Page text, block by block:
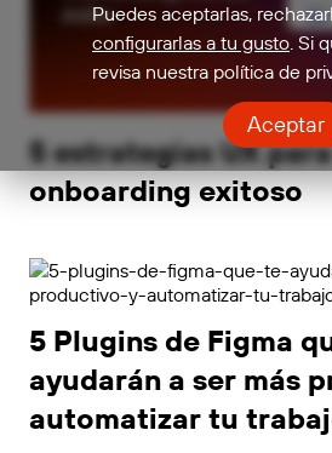
5 estrategias UX
onboarding exitoso
5 Plugins de Figma
ayudarán a ser más
automatizar tu
Puedes aceptarlas,
configurarlas a tu gusto . Si
revisa nuestra política de
Aceptar